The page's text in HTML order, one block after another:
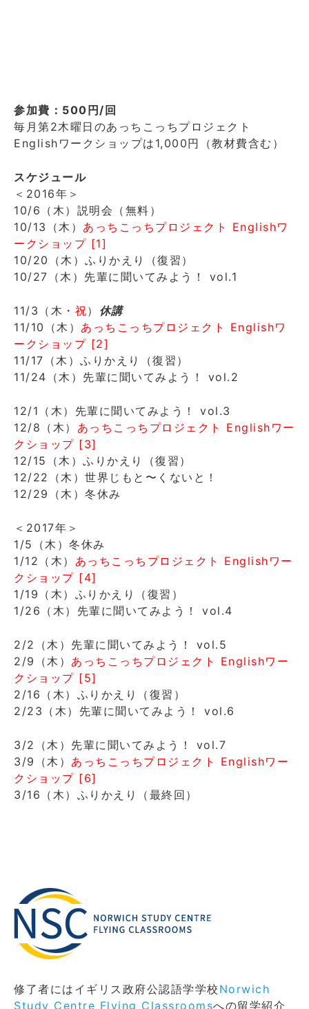
参加費：500円/回
毎月第2木曜日のあっちこっちプロジェクト
Englishワークショップは1,000円（教材費含む）
スケジュール
＜2016年＞
10/6（木）説明会（無料）
10/13（木） あっちこっちプロジェクト Englishワ
ークショップ [1]
10/20（木）ふりかえり（復習）
10/27（木）先輩に聞いてみよう！ vol.1
11/3（木・ 祝） 休講
11/10（木） あっちこっちプロジェクト Englishワ
ークショップ [2]
11/17（木）ふりかえり（復習）
11/24（木）先輩に聞いてみよう！ vol.2
12/1（木）先輩に聞いてみよう！ vol.3
12/8（木） あっちこっちプロジェクト Englishワー
クショップ [3]
12/15（木）ふりかえり（復習）
12/22（木）世界じもと〜くないと！
12/29（木）冬休み
＜2017年＞
1/5（木）冬休み
1/12（木） あっちこっちプロジェクト Englishワー
クショップ [4]
1/19（木）ふりかえり（復習）
1/26（木）先輩に聞いてみよう！ vol.4
2/2（木）先輩に聞いてみよう！ vol.5
2/9（木） あっちこっちプロジェクト Englishワー
クショップ [5]
2/16（木）ふりかえり（復習）
2/23（木）先輩に聞いてみよう！ vol.6
3/2（木）先輩に聞いてみよう！ vol.7
3/9（木） あっちこっちプロジェクト Englishワー
クショップ [6]
3/16（木）ふりかえり（最終回）
修了者にはイギリス政府公認語学学校 Norwich
Study Centre Flying Classroomsへの留学紹介